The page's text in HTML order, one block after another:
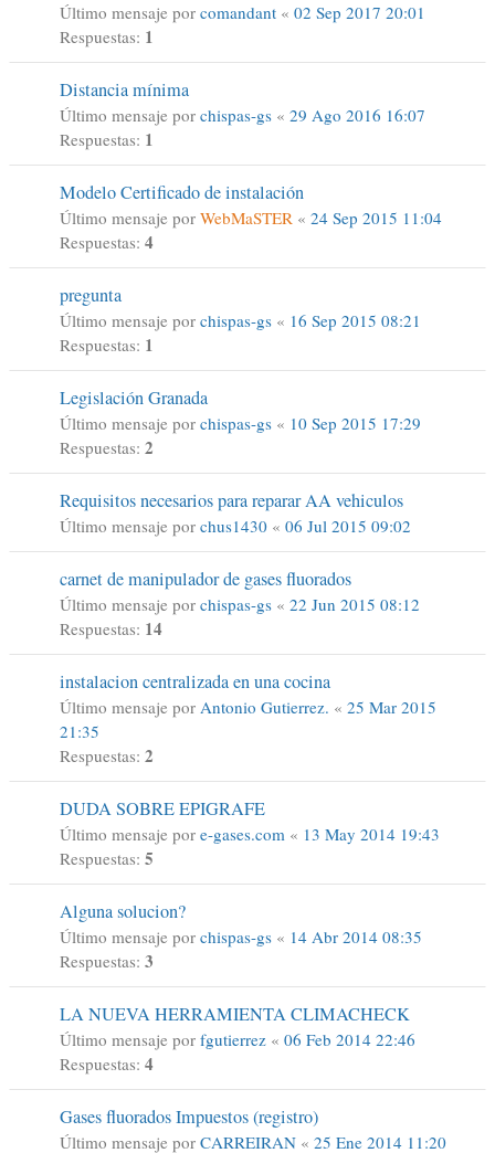
Último mensaje por comandant « 02 Sep 2017 20:01
Respuestas: 1
Distancia mínima
Último mensaje por chispas-gs « 29 Ago 2016 16:07
Respuestas: 1
Modelo Certificado de instalación
Último mensaje por WebMaSTER « 24 Sep 2015 11:04
Respuestas: 4
pregunta
Último mensaje por chispas-gs « 16 Sep 2015 08:21
Respuestas: 1
Legislación Granada
Último mensaje por chispas-gs « 10 Sep 2015 17:29
Respuestas: 2
Requisitos necesarios para reparar AA vehiculos
Último mensaje por chus1430 « 06 Jul 2015 09:02
carnet de manipulador de gases fluorados
Último mensaje por chispas-gs « 22 Jun 2015 08:12
Respuestas: 14
instalacion centralizada en una cocina
Último mensaje por Antonio Gutierrez. « 25 Mar 2015
21:35
Respuestas: 2
DUDA SOBRE EPIGRAFE
Último mensaje por e-gases.com « 13 May 2014 19:43
Respuestas: 5
Alguna solucion?
Último mensaje por chispas-gs « 14 Abr 2014 08:35
Respuestas: 3
LA NUEVA HERRAMIENTA CLIMACHECK
Último mensaje por fgutierrez « 06 Feb 2014 22:46
Respuestas: 4
Gases fluorados Impuestos (registro)
Último mensaje por CARREIRAN « 25 Ene 2014 11:20